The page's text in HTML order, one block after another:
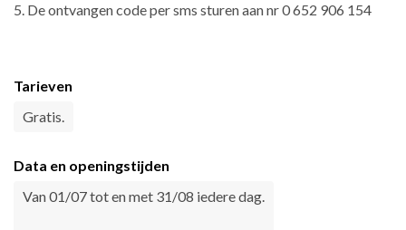
5. De ontvangen code per sms sturen aan nr 0 652 906 154
Tarieven
Gratis.
Data en openingstijden
Van 01/07 tot en met 31/08 iedere dag.